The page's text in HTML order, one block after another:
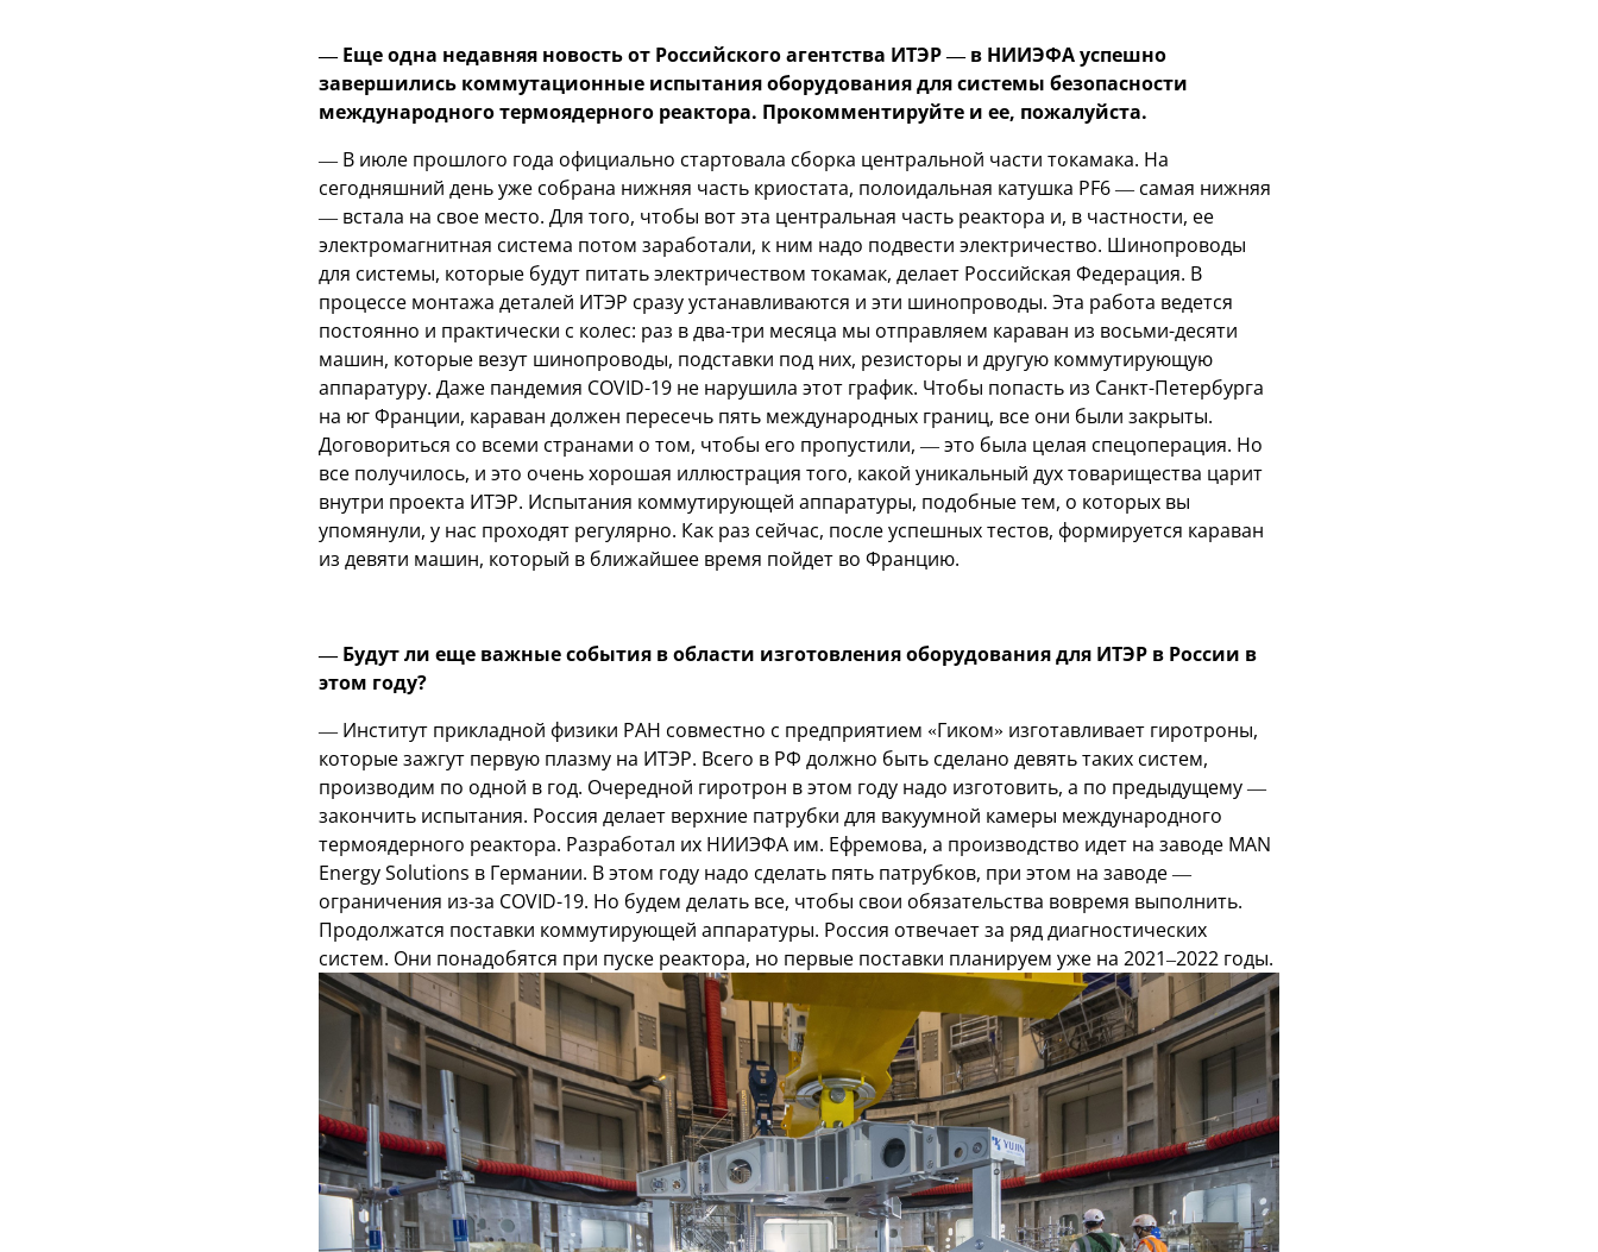
— Еще одна недавняя новость от Российского агентства ИТЭР — в НИИЭФА успешно
завершились коммутационные испытания оборудования для системы безопасности
международного термоядерного реактора. Прокомментируйте и ее, пожалуйста.
— В июле прошлого года официально стартовала сборка центральной части токамака. На
сегодняшний день уже собрана нижняя часть криостата, полоидальная катушка PF6 — самая нижняя
— встала на свое место. Для того, чтобы вот эта центральная часть реактора и, в частности, ее
электромагнитная система потом заработали, к ним надо подвести электричество. Шинопроводы
для системы, которые будут питать электричеством токамак, делает Российская Федерация. В
процессе монтажа деталей ИТЭР сразу устанавливаются и эти шинопроводы. Эта работа ведется
постоянно и практически с колес: раз в два-три месяца мы отправляем караван из восьми-десяти
машин, которые везут шинопроводы, подставки под них, резисторы и другую коммутирующую
аппаратуру. Даже пандемия COVID-19 не нарушила этот график. Чтобы попасть из Санкт-Петербурга
на юг Франции, караван должен пересечь пять международных границ, все они были закрыты.
Договориться со всеми странами о том, чтобы его пропустили, — это была целая спецоперация. Но
все получилось, и это очень хорошая иллюстрация того, какой уникальный дух товарищества царит
внутри проекта ИТЭР. Испытания коммутирующей аппаратуры, подобные тем, о которых вы
упомянули, у нас проходят регулярно. Как раз сейчас, после успешных тестов, формируется караван
из девяти машин, который в ближайшее время пойдет во Францию.
— Будут ли еще важные события в области изготовления оборудования для ИТЭР в России в
этом году?
— Институт прикладной физики РАН совместно с предприятием «Гиком» изготавливает гиротроны,
которые зажгут первую плазму на ИТЭР. Всего в РФ должно быть сделано девять таких систем,
производим по одной в год. Очередной гиротрон в этом году надо изготовить, а по предыдущему —
закончить испытания. Россия делает верхние патрубки для вакуумной камеры международного
термоядерного реактора. Разработал их НИИЭФА им. Ефремова, а производство идет на заводе MAN
Energy Solutions в Германии. В этом году надо сделать пять патрубков, при этом на заводе —
ограничения из-за COVID-19. Но будем делать все, чтобы свои обязательства вовремя выполнить.
Продолжатся поставки коммутирующей аппаратуры. Россия отвечает за ряд диагностических
систем. Они понадобятся при пуске реактора, но первые поставки планируем уже на 2021–2022 годы.